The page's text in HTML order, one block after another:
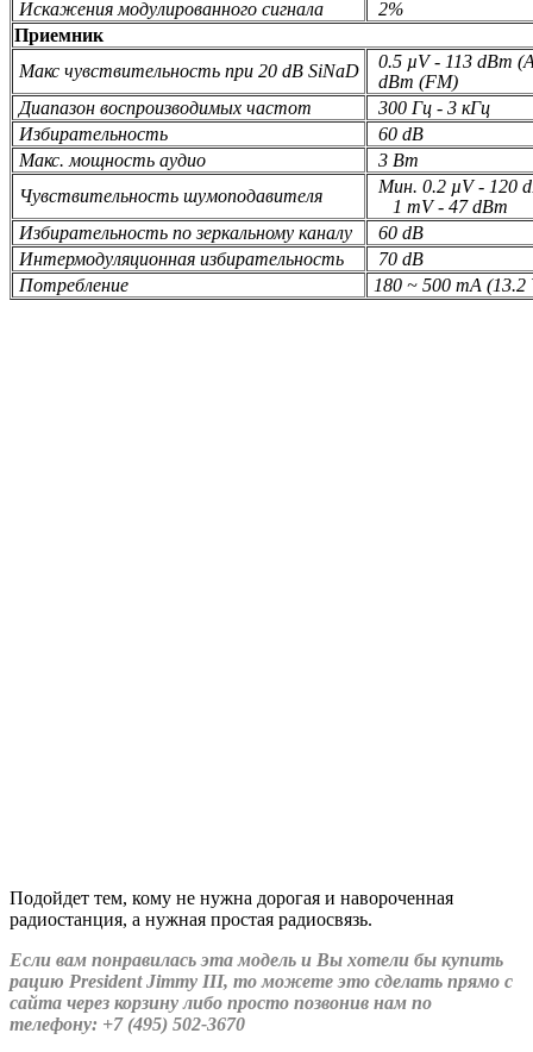
Искажения модулированного сигнала
2%
Приемник
Макс чувствительность при 20 dB SiNaD
0.5 µV - 113 dBm
dBm (FM)
Диапазон воспроизводимых частот
300 Гц - 3 кГц
Избирательность
60 dB
Макс. мощность аудио
3 Вт
Чувствительность шумоподавителя
Мин. 0.2 µV - 120
1 mV - 47 dBm
Избирательность по зеркальному каналу
60 dB
Интермодуляционная избирательность
70 dB
Потребление
180 ~ 500 mA (13.2
Подойдет тем, кому не нужна дорогая и навороченная
радиостанция, а нужная простая радиосвязь.
Если вам понравилась эта модель и Вы хотели бы купить
рацию President Jimmy III, то можете это сделать прямо с
сайта через корзину либо просто позвонив нам по
телефону: +7 (495) 502-3670